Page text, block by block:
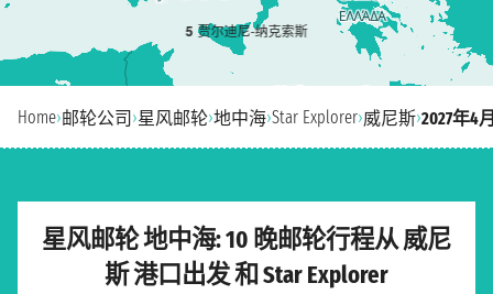
5 贾尔迪尼-纳克索斯
Home›邮轮公司 ›星风邮轮›地中海›Star Explorer›威尼斯›2027年4
星风邮轮 地中海: 10 晚邮轮行程从 威尼
斯 港口出发 和 Star Explorer